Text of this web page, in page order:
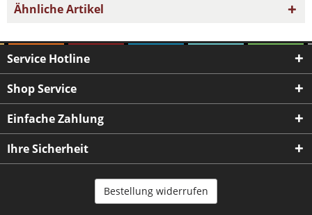
Ähnliche Artikel
Service Hotline
Shop Service
Einfache Zahlung
Ihre Sicherheit
Bestellung widerrufen